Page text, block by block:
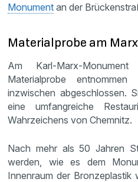
Monument an der
Materialprobe am
Am Karl-Marx-
Materialprobe
inzwischen abgeschlossen.
eine umfangreiche
Wahrzeichens von Chemnitz.
Nach mehr als 50 Jahren
werden, wie es dem
Innenraum der